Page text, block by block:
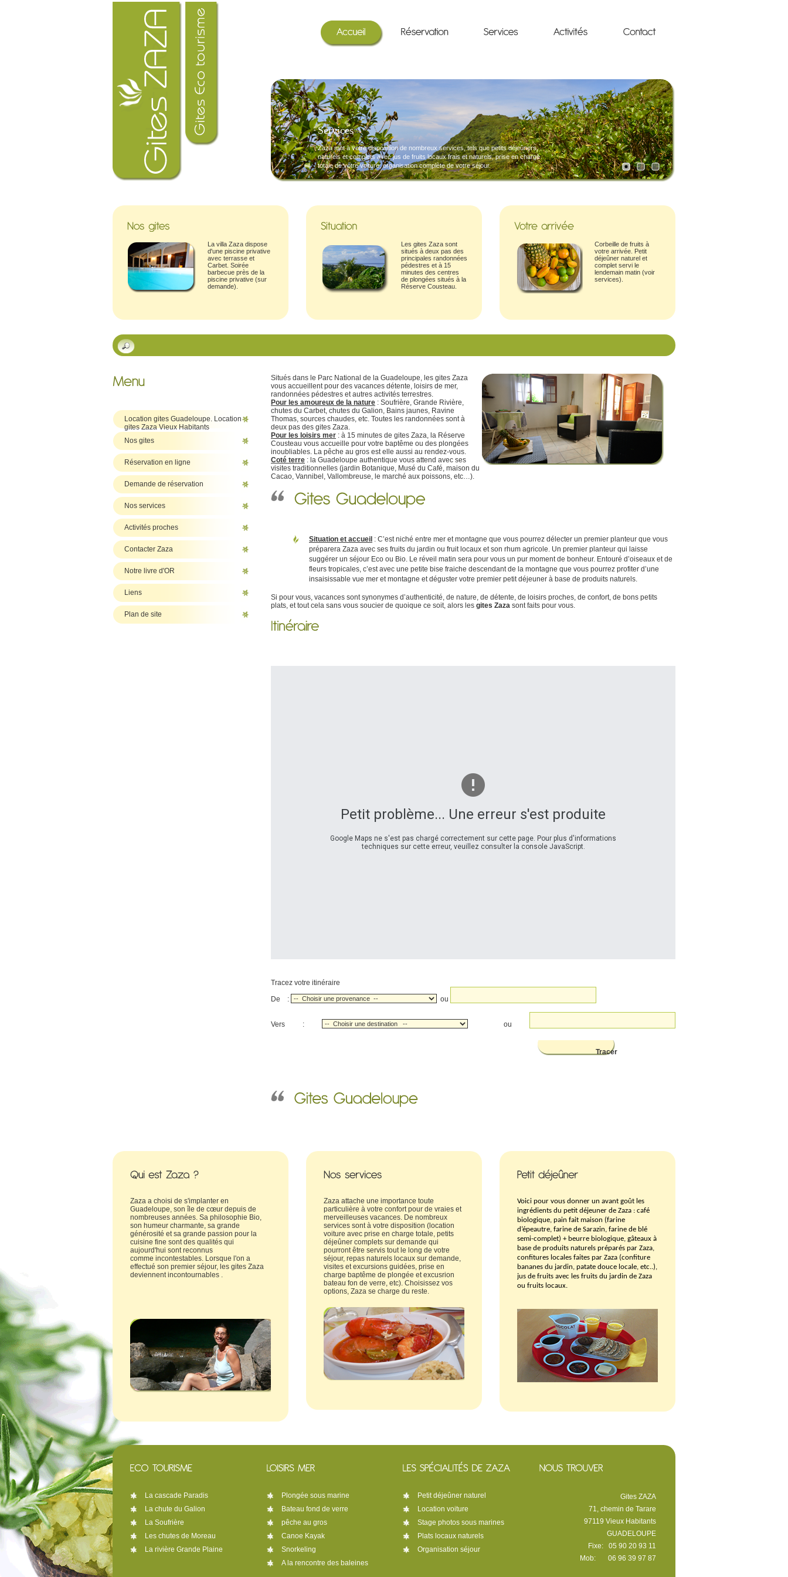
Services
Zaza met à votre disposition de nombreux services, tels que petits déjeûners
naturels et complets avec jus de fruits locaux frais et naturels, prise en charge
totale de votre voiture, organisation complète de votre séjour.
La villa Zaza dispose
d'une piscine privative
avec terrasse et
Carbet. Soirée
barbecue près de la
piscine privative (sur
demande).
Les gites Zaza sont
situés à deux pas des
principales randonnées
pédestres et à 15
minutes des centres
de plongées situés à la
Réserve Cousteau.
Corbeille de fruits à
votre arrivée. Petit
déjeûner naturel et
complet servi le
lendemain matin (voir
services).
Location gites Guadeloupe. Location
gites Zaza Vieux Habitants
Nos gites
Réservation en ligne
Demande de réservation
Nos services
Activités proches
Contacter Zaza
Notre livre d'OR
Liens
Plan de site
Situés dans le Parc National de la Guadeloupe, les gites Zaza
vous accueillent pour des vacances détente, loisirs de mer,
randonnées pédestres et autres activités terrestres.
Pour les amoureux de la nature : Soufrière, Grande Rivière,
chutes du Carbet, chutes du Galion, Bains jaunes, Ravine
Thomas, sources chaudes, etc. Toutes les randonnées sont à
deux pas des gites Zaza.
Pour les loisirs mer : à 15 minutes de gites Zaza, la Réserve
Cousteau vous accueille pour votre baptême ou des plongées
inoubliables. La pêche au gros est elle aussi au rendez-vous.
Coté terre : la Guadeloupe authentique vous attend avec ses
visites traditionnelles (jardin Botanique, Musé du Café, maison du
Cacao, Vannibel, Vallombreuse, le marché aux poissons, etc…).
Situation et accueil : C’est niché entre mer et montagne que vous pourrez délecter un premier planteur que vous
préparera Zaza avec ses fruits du jardin ou fruit locaux et son rhum agricole. Un premier planteur qui laisse
suggérer un séjour Eco ou Bio. Le réveil matin sera pour vous un pur moment de bonheur. Entouré d’oiseaux et de
fleurs tropicales, c’est avec une petite bise fraiche descendant de la montagne que vous pourrez profiter d’une
insaisissable vue mer et montagne et déguster votre premier petit déjeuner à base de produits naturels.
Si pour vous, vacances sont synonymes d’authenticité, de nature, de détente, de loisirs proches, de confort, de bons petits
plats, et tout cela sans vous soucier de quoique ce soit, alors les gites Zaza sont faits pour vous.
Petit problème... Une erreur s'est produite
Google Maps ne s'est pas chargé correctement sur cette page. Pour plus d'informations
techniques sur cette erreur, veuillez consulter la console JavaScript.
Tracez votre itinéraire
De :
ou
Vers : ou
Zaza a choisi de s'implanter en
Guadeloupe, son île de cœur depuis de
nombreuses années. Sa philosophie Bio,
son humeur charmante, sa grande
générosité et sa grande passion pour la
cuisine fine sont des qualités qui
aujourd'hui sont reconnus
comme incontestables. Lorsque l'on a
effectué son premier séjour, les gites Zaza
deviennent incontournables .
Zaza attache une importance toute
particulière à votre confort pour de vraies et
merveilleuses vacances. De nombreux
services sont à votre disposition (location
voiture avec prise en charge totale, petits
déjeûner complets sur demande qui
pourront être servis tout le long de votre
séjour, repas naturels locaux sur demande,
visites et excursions guidées, prise en
charge baptême de plongée et excusrion
bateau fon de verre, etc). Choisissez vos
options, Zaza se charge du reste.
Voici pour vous donner un avant goût les
ingrédients du petit déjeuner de Zaza : café
biologique, pain fait maison (farine
d’épeautre, farine de Sarazin, farine de blé
semi-complet) + beurre biologique, gâteaux à
base de produits naturels préparés par Zaza,
confitures locales faites par Zaza (confiture
bananes du jardin, patate douce locale, etc..),
jus de fruits avec les fruits du jardin de Zaza
ou fruits locaux.
La cascade Paradis
La chute du Galion
La Soufrière
Les chutes de Moreau
La rivière Grande Plaine
Plongée sous marine
Bateau fond de verre
pêche au gros
Canoe Kayak
Snorkeling
A la rencontre des baleines
Petit déjeûner naturel
Location voiture
Stage photos sous marines
Plats locaux naturels
Organisation séjour
Gites ZAZA
71, chemin de Tarare
97119 Vieux Habitants
GUADELOUPE
Fixe: 05 90 20 93 11
Mob: 06 96 39 97 87